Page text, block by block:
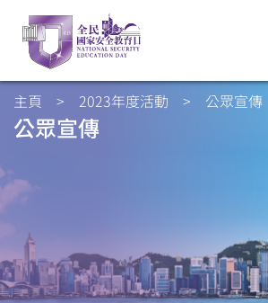
主頁 > 2023年度活動 > 公眾宣傳
公眾宣傳